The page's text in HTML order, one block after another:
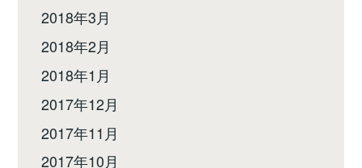
2018年3月
2018年2月
2018年1月
2017年12月
2017年11月
2017年10月